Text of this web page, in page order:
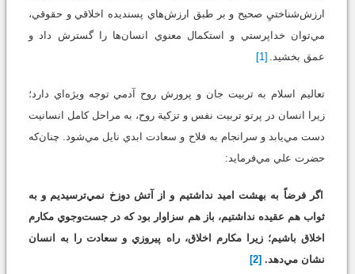
ارزش‌شناختيِ صحيح و بر طبق ارزش‌هاي پسنديده اخلاقي و حقوقي،
مي‌توان خداپرستي و استكمال معنوي انسان‌ها را گسترش داد و
عمق بخشيد. [1]
تعاليم اسلام به تربيت جان و پرورش روح آدمي توجه ويژه‌اي دارد؛
زيرا انسان در پرتو تربيت نفس و تزكية روح، به مراحل كامل انسانيت
دست مي‌يابد و سرانجام به فلاح و سعادت ابدي نايل مي‌شود. چنان‌كه
حضرت علي مي‌فرمايد:
اگر فرضاً به بهشت اميد نداشتيم و از آتش دوزخ نمي‌ترسيديم و به
ثواب هم عقيده نداشتيم، باز هم سزاوار بود كه در جست‌وجوي مكارم
اخلاق باشيم؛ زيرا مكارم اخلاق، راه پيروزي و سعادت را به انسان
نشان مي‌دهد. [2]